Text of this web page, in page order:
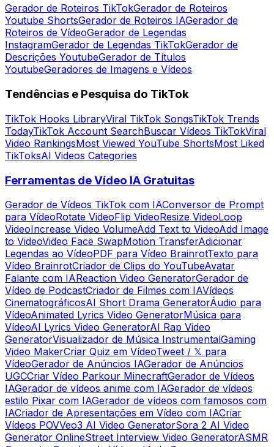
Gerador de Roteiros TikTokGerador de Roteiros
Youtube ShortsGerador de Roteiros IAGerador de
Roteiros de VídeoGerador de Legendas
InstagramGerador de Legendas TikTokGerador de
Descrições YoutubeGerador de Títulos
YoutubeGeradores de Imagens e Vídeos
Tendências e Pesquisa do TikTok
TikTok Hooks LibraryViral TikTok SongsTikTok Trends
TodayTikTok Account SearchBuscar Vídeos TikTokViral
Video RankingsMost Viewed YouTube ShortsMost Liked
TikToksAI Videos Categories
Ferramentas de Vídeo IA Gratuitas
Gerador de Vídeos TikTok com IAConversor de Prompt
para VídeoRotate VideoFlip VideoResize VideoLoop
VideoIncrease Video VolumeAdd Text to VideoAdd Image
to VideoVideo Face SwapMotion TransferAdicionar
Legendas ao VídeoPDF para Vídeo BrainrotTexto para
Vídeo BrainrotCriador de Clips do YouTubeAvatar
Falante com IAReaction Video GeneratorGerador de
Vídeo de PodcastCriador de Filmes com IAVídeos
CinematográficosAI Short Drama GeneratorÁudio para
VídeoAnimated Lyrics Video GeneratorMúsica para
VídeoAI Lyrics Video GeneratorAI Rap Video
GeneratorVisualizador de Música InstrumentalGaming
Video MakerCriar Quiz em VídeoTweet / 𝕏 para
VídeoGerador de Anúncios IAGerador de Anúncios
UGCCriar Vídeo Parkour MinecraftGerador de Vídeos
IAGerador de vídeos anime com IAGerador de vídeos
estilo Pixar com IAGerador de vídeos com famosos com
IACriador de Apresentações em Vídeo com IACriar
Vídeos POVVeo3 AI Video GeneratorSora 2 AI Video
Generator OnlineStreet Interview Video GeneratorASMR